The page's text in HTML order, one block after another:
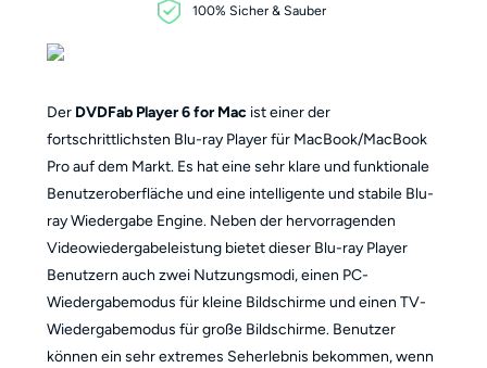
100% Sicher & Sauber
Der DVDFab Player 6 for Macist einer der
fortschrittlichsten Blu-ray Player für MacBook/MacBook
Pro auf dem Markt. Es hat eine sehr klare und funktionale
Benutzeroberfläche und eine intelligente und stabile Blu-
ray Wiedergabe Engine. Neben der hervorragenden
Videowiedergabeleistung bietet dieser Blu-ray Player
Benutzern auch zwei Nutzungsmodi, einen PC-
Wiedergabemodus für kleine Bildschirme und einen TV-
Wiedergabemodus für große Bildschirme. Benutzer
können ein sehr extremes Seherlebnis bekommen, wenn